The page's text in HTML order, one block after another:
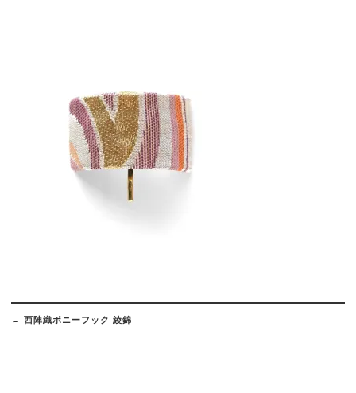
Post
navigation
← 西陣織ポニーフック 綾錦